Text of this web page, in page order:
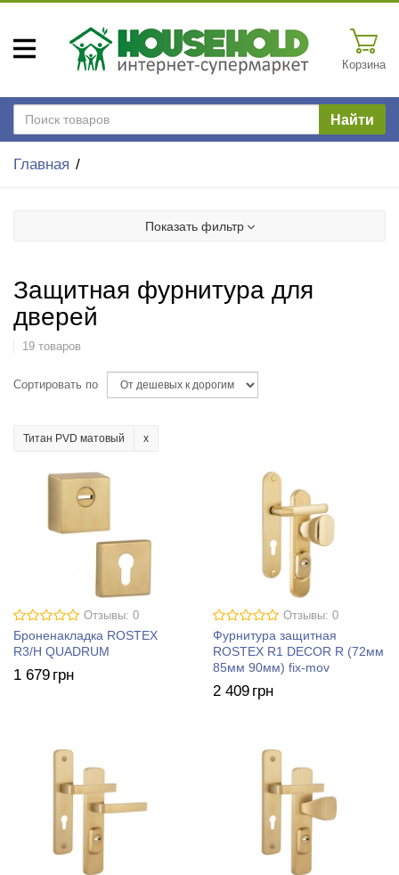
Корзина
Найти
Главная
Показать фильтр
Защитная фурнитура для
дверей
19 товаров
Сортировать по
Титан PVD матовый
Отзывы: 0
Броненакладка ROSTEX
R3/H QUADRUM
1 679 грн
Отзывы: 0
Фурнитура защитная
ROSTEX R1 DECOR R (72мм
85мм 90мм) fix-mov
2 409 грн